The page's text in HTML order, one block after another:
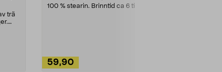
trä
100 % stearin. Brinntid ca 6 tim.
59,90